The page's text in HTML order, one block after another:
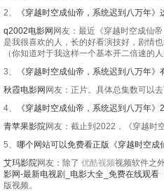
2、
《穿越时空成仙帝，系统迟到八万年
q2002电影网网友：最近《穿越时空成仙
是我很喜欢的人，长的好看演技好，剧情
（你知道对于我这样一个基本开二倍速的
3、
《穿越时空成仙帝，系统迟到八万年》
秋霞电影网网友：正片。具体总集数可以去
4、
《穿越时空成仙帝，系统迟到八万年
青苹果影院网友：截止到2022，《穿越时
5、 哪个网站可以免费看正版《穿越时空成
艾玛影院网友：除了 优酷视频视频软件之
影网-最新电视剧_电影大全_免费在线观看
版视频。